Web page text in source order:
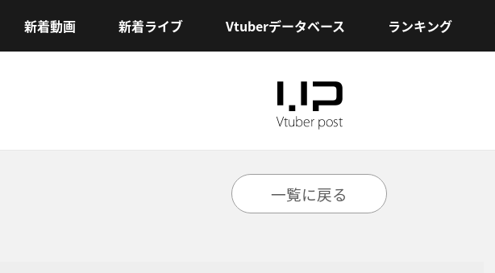
新着動画 新着ライブ Vtuberデータベース ランキング
一覧に戻る